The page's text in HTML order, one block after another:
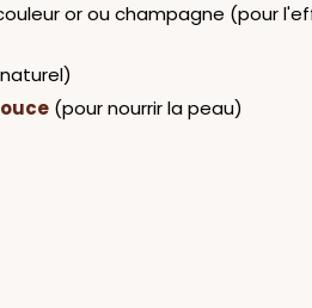
or ou champagne (pour
(pour nourrir la peau)